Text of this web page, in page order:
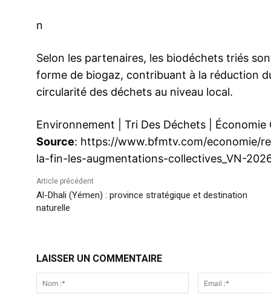
n
Selon les partenaires, les biodéchets triés
forme de biogaz, contribuant à la réduction
circularité des déchets au niveau local.
Environnement Tri Des Déchets
Économie
Source: https://www.bfmtv.com/economie/
la-fin-les-augmentations-collectives_VN-
Article précédent
Al-Dhali (Yémen) : province stratégique et destination
naturelle
LAISSER UN COMMENTAIRE
Nom
:*